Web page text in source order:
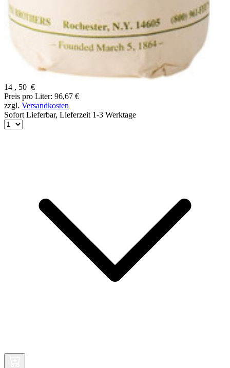
14 , 50 €
Preis pro Liter: 96,67 €
zzgl. Versandkosten
Sofort Lieferbar, Lieferzeit 1-3 Werktage